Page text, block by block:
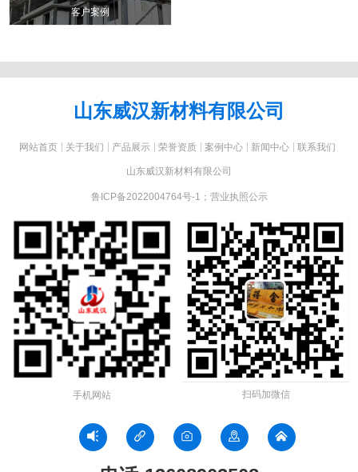
客户案例
山东威汉新材料有限公司
网站首页 关于我们 产品展示 荣誉资质 案例中心 新闻中心 联系我们
山东威汉新材料有限公司
鲁ICP备2022004764号-1 ； 营业执照公示
手机网站 扫码加微信